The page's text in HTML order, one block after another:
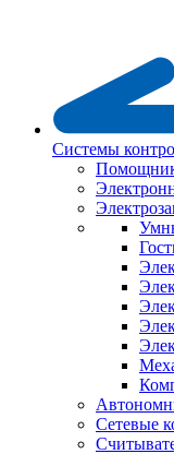
Системы
Сетевые